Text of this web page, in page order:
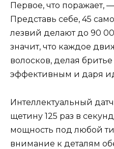
Первое, что поражает,
Представь себе, 45
лезвий делают до 90
значит, что каждое
волосков, делая
эффективным и даря
Интеллектуальный
щетину 125 раз в
мощность под любой
внимание к деталям